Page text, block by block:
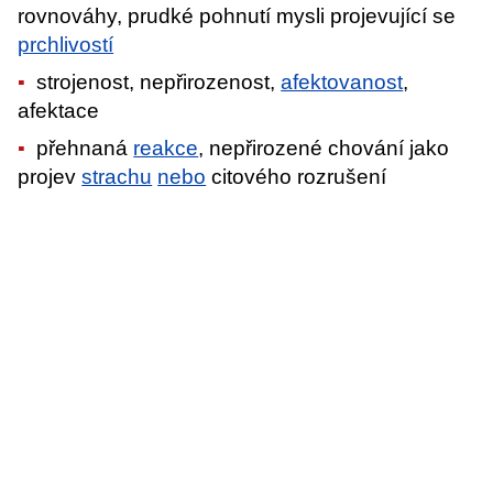
rovnováhy, prudké pohnutí mysli projevující se
prchlivostí
strojenost, nepřirozenost,afektovanost,
afektace
přehnaná reakce, nepřirozené chování jako
projevstrachu nebo citového rozrušení